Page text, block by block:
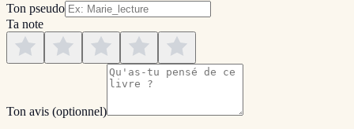
Ton pseudo
Ta note
Ton avis (optionnel)